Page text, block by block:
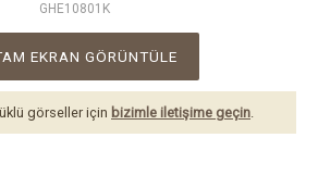
GHE10801K
EKRAN GÖRÜNTÜLE
görseller için bizimle iletişime geçin.